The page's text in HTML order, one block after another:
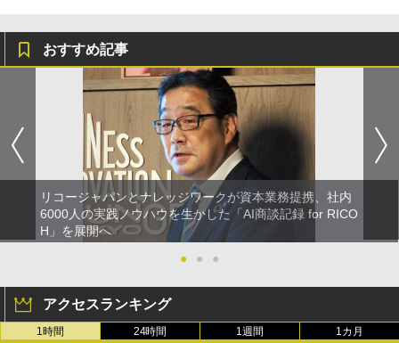
おすすめ記事
リコージャパンとナレッジワークが資本業務提携、社内
6000人の実践ノウハウを生かした「AI商談記録 for RICO
H」を展開へ
●
● ●
アクセスランキング
1時間 24時間 1週間 1カ月